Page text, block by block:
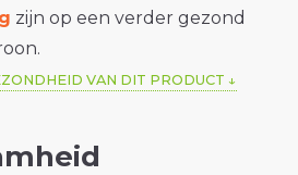
zijn op een verder gezond
VAN DIT PRODUCT